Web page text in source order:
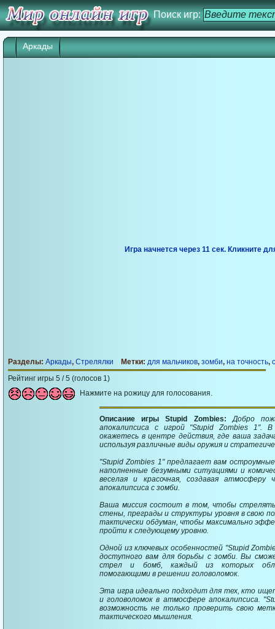
Поиск игр:
Аркады
Игра начнется через 10 сек. Кликните
Разделы: Аркады, Стрелялки Метки: для мальчиков, зомби, на точность,
Рейтинг игры 5 / 5 (голосов 1)
Нажмите на рожицу для голосования.
Описание игры Stupid Zombies:Добро
апокалипсиса с игрой "Stupid Zombies 1".
окажетесь в центре действия, где ваша
используя различные виды оружия и
"Stupid Zombies 1" предлагает вам
наполненные безумными ситуациями и
веселая и красочная, создавая атмосферу
апокалипсиса с зомби.
Ваша миссия состоит в том, чтобы
стены, преграды и структуры уровня в свою
тактически обдуман, чтобы максимально
пройти к следующему уровню.
Одной из ключевых особенностей "Stupid
доступного вам для борьбы с зомби. Вы
стрел и бомб, каждый из которых
помогающими в решении головоломок.
Эта игра идеально подходит для тех, кто
и головоломок в атмосфере апокалипсиса.
возможность не только проверить свою
тактического мышления.